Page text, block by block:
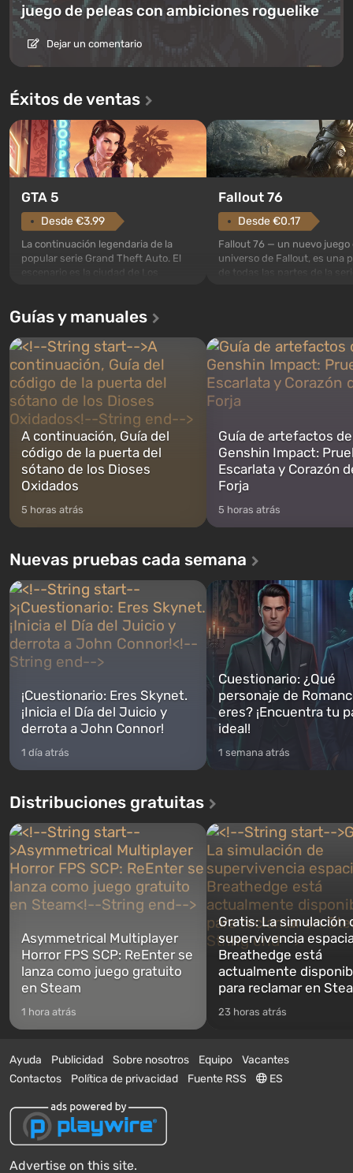
juego de peleas con ambiciones roguelike
Dejar un comentario
Éxitos de ventas
GTA 5
Desde €3.99
La continuación legendaria de la
popular serie Grand Theft Auto. El
escenario es la ciudad de Los
Andreas . Por primera vez, el juego
narra la historia de tres personajes:
Michael, Trevor y Franklin, entre los
cuales podrás cambi...
Fallout 76
Desde €0.17
Fallout 76 — un nuevo juego
universo de Fallout, es una
de todas las partes de la
abrirse primero después de
caigan las bombas n...
Guías y manuales
A continuación, Guía del
código de la puerta del
sótano de los Dioses
Oxidados
5 horas atrás
Guía de artefactos de
Genshin Impact:
Escarlata y Corazón
Forja
5 horas atrás
Nuevas pruebas cada semana
¡Cuestionario: Eres Skynet.
¡Inicia el Día del Juicio y
derrota a John Connor!
1 día atrás
Cuestionario: ¿Qué
personaje de
eres? ¡Encuentra tu
ideal!
1 semana atrás
Distribuciones gratuitas
Asymmetrical Multiplayer
Horror FPS SCP: ReEnter se
lanza como juego gratuito
en Steam
1 hora atrás
Gratis: La simulación
supervivencia
Breathedge está
actualmente
para reclamar en
23 horas atrás
Ayuda Publicidad Sobre nosotros Equipo
Vacantes
Contactos
Política de privacidad Fuente RSS ES
Advertise on this site.